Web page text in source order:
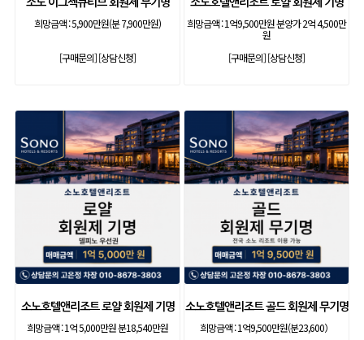
소노 이그젝큐티브 회원제 무기명
희망금액 :5,900만원(분 7,900만원)
[구매문의][상담신청]
소노호텔앤리조트 로얄 회원제 기명
희망금액 :1억9,500만원 분양가 2억 4,500만
원
[구매문의][상담신청]
소노호텔앤리조트 로얄 회원제 기명
희망금액 :1억 5,000만원 분18,540만원
소노호텔앤리조트 골드 회원제 무기명
희망금액 :1억9,500만원(분23,600）